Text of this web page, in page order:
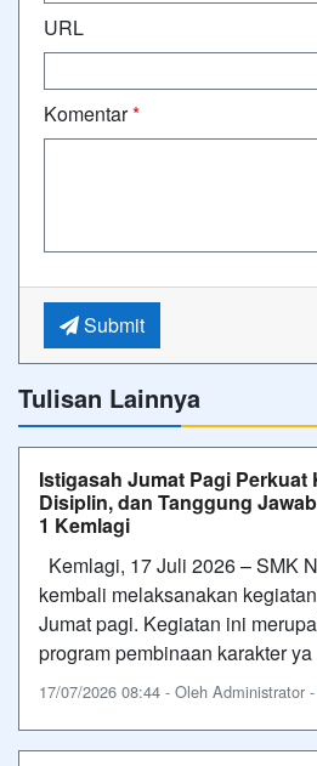
URL
Komentar*
Submit
Tulisan Lainnya
Istigasah Jumat Pagi Perkuat
Disiplin, dan Tanggung
1 Kemlagi
Kemlagi, 17 Juli 2026 – SMK
kembali melaksanakan
Jumat pagi. Kegiatan ini
program pembinaan karakter ya
17/07/2026 08:44 - Oleh Administrator